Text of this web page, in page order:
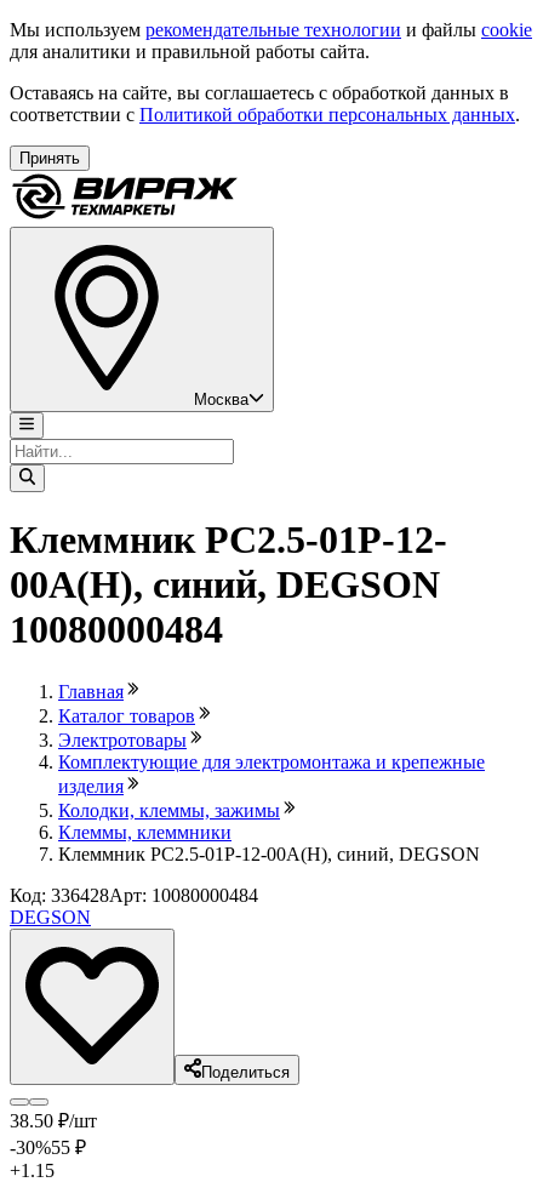
Мы используем рекомендательные технологии и файлы cookie
для аналитики и правильной работы сайта.
Оставаясь на сайте, вы соглашаетесь с обработкой данных в
соответствии с Политикой обработки персональных данных.
Принять
Москва
Клеммник PC2.5-01P-12-
00A(H), синий, DEGSON
10080000484
Главная
Каталог товаров
Электротовары
Комплектующие для электромонтажа и крепежные
изделия
Колодки, клеммы, зажимы
Клеммы, клеммники
Клеммник PC2.5-01P-12-00A(H), синий, DEGSON
Код: 336428Арт: 10080000484
DEGSON
Поделиться
38.50 ₽/шт
-30%55 ₽
+1.15